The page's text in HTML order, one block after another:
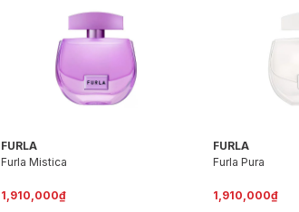
FURLA
Furla Mistica
1,910,000₫
FURLA
Furla Pura
1,910,000₫